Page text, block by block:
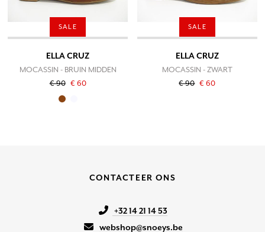
SALE
ELLA CRUZ
MOCASSIN - BRUIN MIDDEN
€ 90 € 60
SALE
ELLA CRUZ
MOCASSIN - ZWART
€ 90 € 60
CONTACTEER ONS
+32 14 21 14 53
webshop@snoeys.be